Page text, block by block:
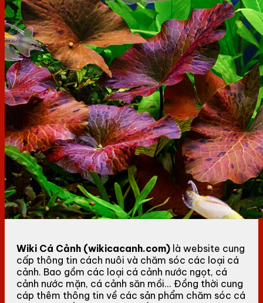
Wiki Cá Cảnh (wikicacanh.com) là website cung
cấp thông tin cách nuôi và chăm sóc các loại cá
cảnh. Bao gồm các loại cá cảnh nước ngọt, cá
cảnh nước mặn, cá cảnh săn mồi... Đồng thời cung
cáp thêm thông tin về các sản phẩm chăm sóc cá